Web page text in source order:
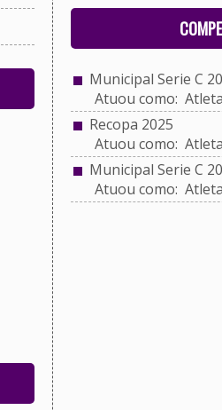
Municipal Serie C
Atuou como: Atleta
Recopa 2025
Atuou como: Atleta
Municipal Serie C
Atuou como: Atleta